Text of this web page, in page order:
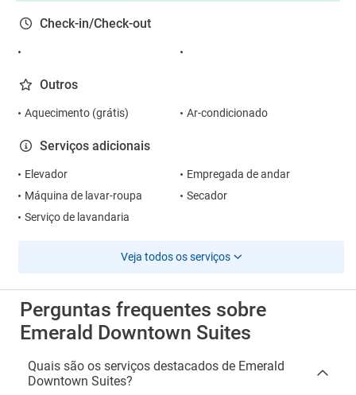
Check-in/Check-out
Outros
Aquecimento (grátis) Ar-condicionado
Serviços adicionais
Elevador
Empregada de andar
Máquina de lavar-roupa
Secador
Serviço de lavandaria
Veja todos os serviços
Perguntas frequentes sobre
Emerald Downtown Suites
Quais são os serviços destacados de Emerald
Downtown Suites?